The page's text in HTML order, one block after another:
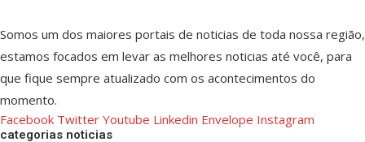
Somos um dos maiores portais de noticias de toda nossa região,
estamos focados em levar as melhores noticias até você, para
que fique sempre atualizado com os acontecimentos do
momento.
Facebook Twitter Youtube Linkedin Envelope Instagram
categorias noticias